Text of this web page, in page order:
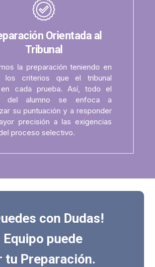
Orientada al
Tribunal
la preparación teniendo en
los criterios que el tribunal
en cada prueba. Así, todo el
del alumno se enfoca a
su puntuación y a responder
precisión a las exigencias
proceso selectivo.
con Dudas!
Equipo puede
tu Preparación.